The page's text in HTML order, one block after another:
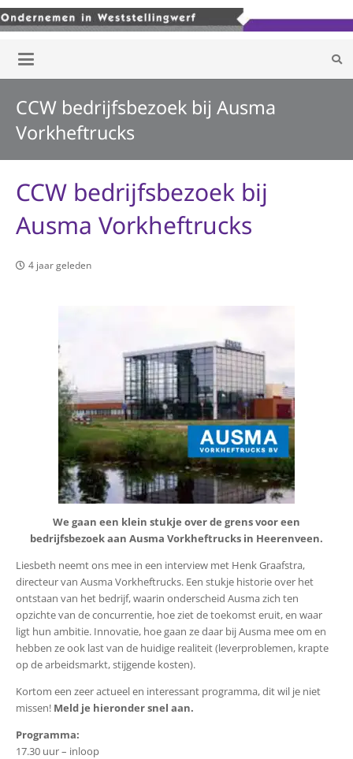
CCW bedrijfsbezoek bij Ausma
Vorkheftrucks
CCW bedrijfsbezoek bij
Ausma Vorkheftrucks
4 jaar geleden
We gaan een klein stukje over de grens voor een
bedrijfsbezoek aan Ausma Vorkheftrucks in Heerenveen.
Liesbeth neemt ons mee in een interview met Henk Graafstra,
directeur van Ausma Vorkheftrucks. Een stukje historie over het
ontstaan van het bedrijf, waarin onderscheid Ausma zich ten
opzichte van de concurrentie, hoe ziet de toekomst eruit, en waar
ligt hun ambitie. Innovatie, hoe gaan ze daar bij Ausma mee om en
hebben ze ook last van de huidige realiteit (leverproblemen, krapte
op de arbeidsmarkt, stijgende kosten).
Kortom een zeer actueel en interessant programma, dit wil je niet
missen! Meld je hieronder snel aan.
Programma:
17.30 uur – inloop